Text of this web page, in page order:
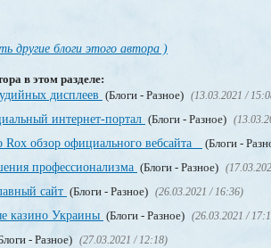
другие блоги этого автора )
в этом разделе:
дисплеев (Блоги - Разное) (13.03.2021 /
интернет-портал (Блоги - Разное)
Rox обзор официального вебсайта (Блоги -
профессионализма (Блоги - Разное)
сайт (Блоги - Разное) (26.03.2021 / 16:36)
казино Украины (Блоги - Разное) (26.03.2021 /
- Разное) (27.03.2021 / 12:18)